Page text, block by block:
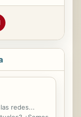
redes...